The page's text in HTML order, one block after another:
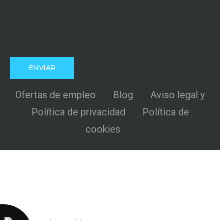
Ofertas de empleo Blog
Aviso legal y
Política de privacidad
Política de
cookies